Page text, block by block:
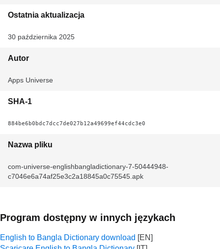
Ostatnia aktualizacja
30 października 2025
Autor
Apps Universe
SHA-1
884be6b0bdc7dcc7de027b12a49699ef44cdc3e0
Nazwa pliku
com-universe-englishbangladictionary-7-50444948-
c7046e6a74af25e3c2a18845a0c75545.apk
Program dostępny w innych językach
English to Bangla Dictionary download